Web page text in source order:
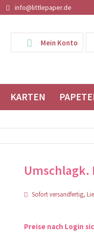
info@littlepaper.de
Mein Konto
KARTEN
Umschlagk.
Sofort versandfertig,
Preise nach Login